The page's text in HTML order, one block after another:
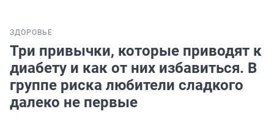
ЗДОРОВЬЕ
Три привычки, которые приводят к
диабету и как от них избавиться. В
группе риска любители сладкого
далеко не первые